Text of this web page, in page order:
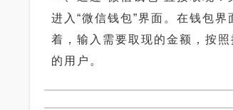
进入“微信钱包”界面。在钱包
着，输入需要取现的金额，按
的用户。